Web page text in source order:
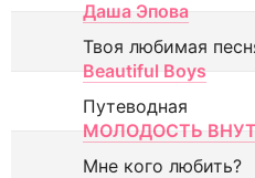
Даша Эпова
Твоя любимая
Beautiful Boys
Путеводная
МОЛОДОСТЬ
Мне кого любить?